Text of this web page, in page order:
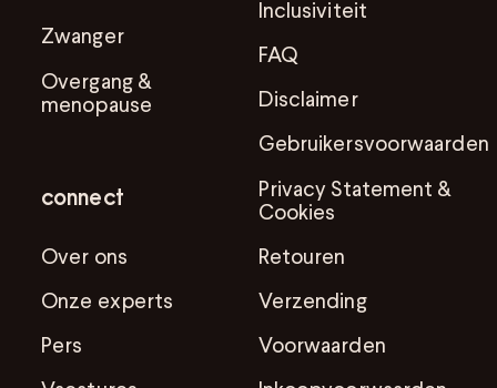
Zwanger
Overgang &
menopause
connect
Over ons
Onze experts
Pers
Inclusiviteit
FAQ
Disclaimer
Gebruikersvoorwaarden
Privacy Statement &
Cookies
Retouren
Verzending
Voorwaarden